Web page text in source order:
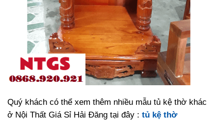
Quý khách có thể xem thêm nhiều mẫu tủ kệ thờ khác
ở Nội Thất Giá Sỉ Hải Đăng tại đây : tủ kệ thờ